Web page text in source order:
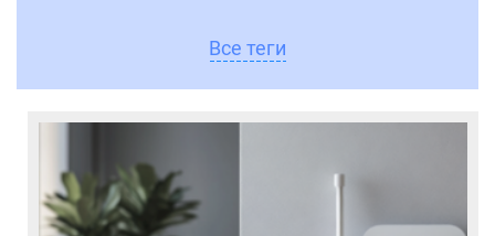
Все теги